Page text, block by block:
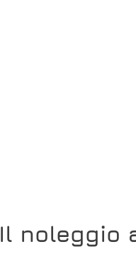
Il noleggio